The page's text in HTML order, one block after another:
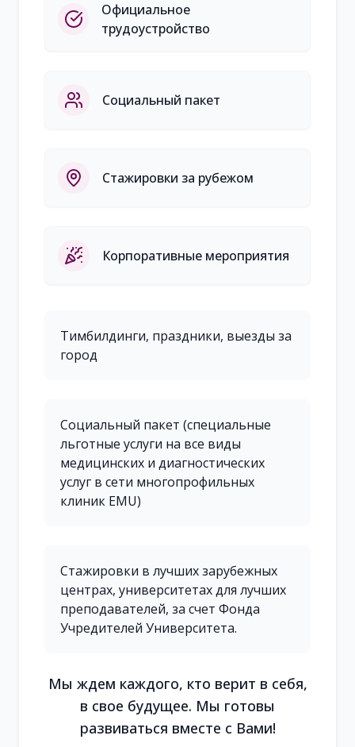
Официальное
трудоустройство
Социальный пакет
Стажировки за рубежом
Корпоративные мероприятия
Тимбилдинги, праздники, выезды за
город
Социальный пакет (специальные
льготные услуги на все виды
медицинских и диагностических
услуг в сети многопрофильных
клиник EMU)
Стажировки в лучших зарубежных
центрах, университетах для лучших
преподавателей, за счет Фонда
Учредителей Университета.
Мы ждем каждого, кто верит в себя,
в свое будущее. Мы готовы
развиваться вместе с Вами!